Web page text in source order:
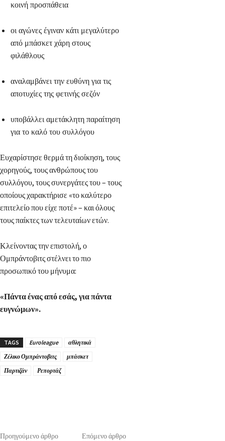
κοινή προσπάθεια
οι αγώνες έγιναν κάτι μεγαλύτερο
από μπάσκετ χάρη στους
φιλάθλους
αναλαμβάνει την ευθύνη για τις
αποτυχίες της φετινής σεζόν
υποβάλλει αμετάκλητη παραίτηση
για το καλό του συλλόγου
Ευχαρίστησε θερμά τη διοίκηση, τους
χορηγούς, τους ανθρώπους του
συλλόγου, τους συνεργάτες του – τους
οποίους χαρακτήρισε «το καλύτερο
επιτελείο που είχε ποτέ» – και όλους
τους παίκτες των τελευταίων ετών.
Κλείνοντας την επιστολή, ο
Ομπράντοβιτς στέλνει το πιο
προσωπικό του μήνυμα:
«Πάντα ένας από εσάς, για πάντα
ευγνώμων».
TAGS Euroleague
αθλητικά
Ζέλικο Ομπράντοβιτς
μπάσκετ
Παρτιζάν
Ρεπορτάζ
Προηγούμενο άρθρο Επόμενο άρθρο